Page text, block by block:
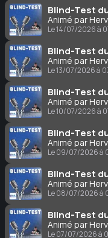
Blind-Test du
Animé par
Le 14/07/2026 à
Blind-Test du
Animé par
Le 13/07/2026 à
Blind-Test du
Animé par
Le 10/07/2026 à
Blind-Test du
Animé par
Le 09/07/2026 à
Blind-Test du
Animé par
Le 08/07/2026 à
Blind-Test du
Animé par
Le 07/07/2026 à